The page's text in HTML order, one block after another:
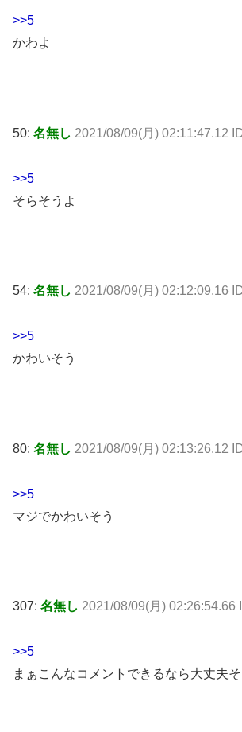
>>5
かわよ
50: 名無し 2021/08/09(月) 02:11:47.12
>>5
そらそうよ
54: 名無し 2021/08/09(月) 02:12:09.16
>>5
かわいそう
80: 名無し 2021/08/09(月) 02:13:26.12
>>5
マジでかわいそう
307: 名無し 2021/08/09(月) 02:26:54.66
>>5
まぁこんなコメントできるなら大丈夫